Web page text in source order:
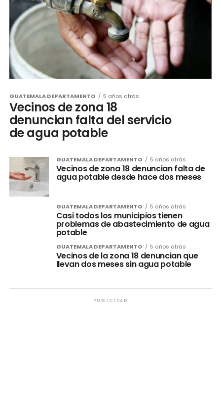
GUATEMALA DEPARTAMENTO 5 años atrás
Vecinos de zona 18
denuncian falta del servicio
de agua potable
GUATEMALA DEPARTAMENTO 5 años atrás
Vecinos de zona 18 denuncian falta de
agua potable desde hace dos meses
GUATEMALA DEPARTAMENTO 5 años atrás
Casi todos los municipios tienen
problemas de abastecimiento de agua
potable
GUATEMALA DEPARTAMENTO 5 años atrás
Vecinos de la zona 18 denuncian que
llevan dos meses sin agua potable
PUBLICIDAD